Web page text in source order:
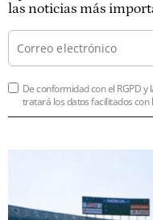
las noticias más
De conformidad con el RGPD y
tratará los datos facilitados